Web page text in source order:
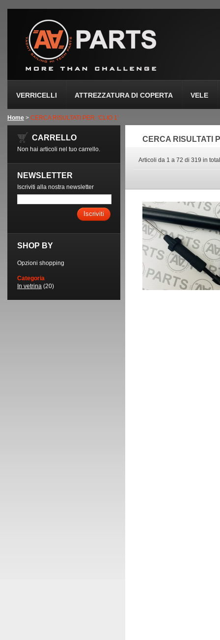
VERRICELLI ATTREZZATURA DI COPERTA VELE
Home > CERCA RISULTATI PER: 'CLIO 1'
CERCA RISULTATI
Articoli da 1 a 72 di 319 in
CARRELLO
Non hai articoli nel tuo carrello.
NEWSLETTER
Iscriviti alla nostra newsletter
Iscriviti
SHOP BY
Opzioni shopping
Categoria
In vetrina (20)